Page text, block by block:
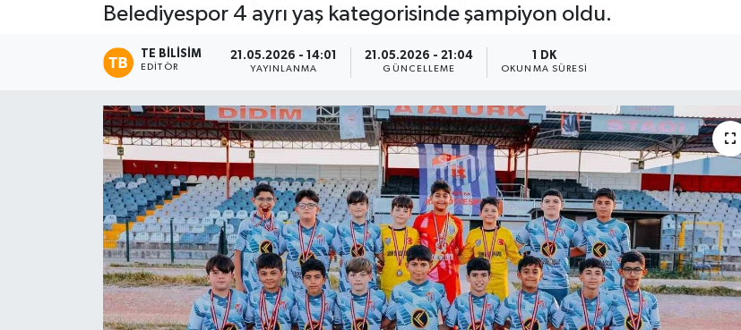
Belediyespor 4 ayrı yaş kategorisinde şampiyon oldu.
TE BILISIM
EDITÖR
21.05.2026 - 14:01
YAYINLANMA
21.05.2026 - 21:04
GÜNCELLEME
1 DK
OKUNMA SÜRESI